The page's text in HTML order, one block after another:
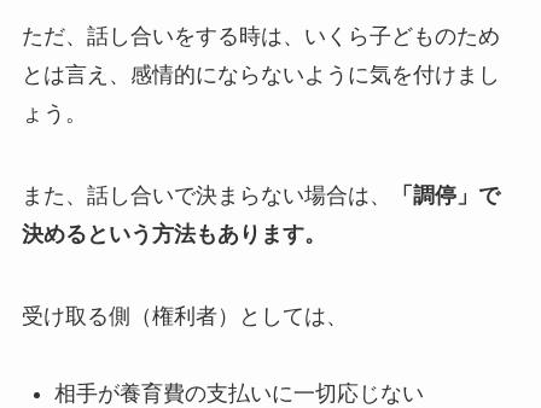
ただ、話し合いをする時は、いくら子どものため
とは言え、感情的にならないように気を付けまし
ょう。
また、話し合いで決まらない場合は、
「調停」で
決めるという方法もあります。
受け取る側（権利者）としては、
相手が養育費の支払いに一切応じない